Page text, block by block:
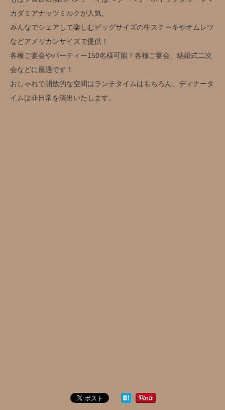
カダミアナッツミルクが人気、
みんなでシェアして楽しむビッグサイズの牛ステーキやオムレツ
などアメリカンサイズで提供！
各種ご宴会やパーティー150名様可能！各種ご宴会、結婚式二次
会などに最適です！
おしゃれで開放的な空間はランチタイムはもちろん、ディナータ
イムは非日常を演出いたします。